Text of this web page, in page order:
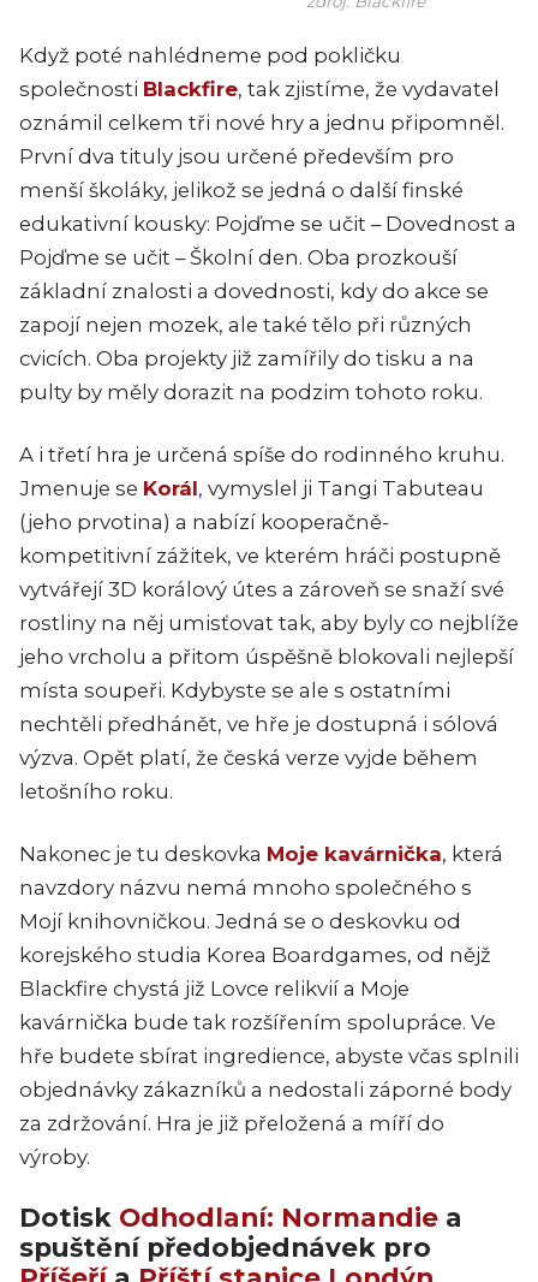
Když poté nahlédneme pod pokličku
společnosti Blackfire, tak zjistíme, že vydavatel
oznámil celkem tři nové hry a jednu připomněl.
První dva tituly jsou určené především pro
menší školáky, jelikož se jedná o další finské
edukativní kousky: Pojďme se učit – Dovednost a
Pojďme se učit – Školní den. Oba prozkouší
základní znalosti a dovednosti, kdy do akce se
zapojí nejen mozek, ale také tělo při různých
cvicích. Oba projekty již zamířily do tisku a na
pulty by měly dorazit na podzim tohoto roku.
A i třetí hra je určená spíše do rodinného kruhu.
Jmenuje se Korál, vymyslel ji Tangi Tabuteau
(jeho prvotina) a nabízí kooperačně-
kompetitivní zážitek, ve kterém hráči postupně
vytvářejí 3D korálový útes a zároveň se snaží své
rostliny na něj umisťovat tak, aby byly co nejblíže
jeho vrcholu a přitom úspěšně blokovali nejlepší
místa soupeři. Kdybyste se ale s ostatními
nechtěli předhánět, ve hře je dostupná i sólová
výzva. Opět platí, že česká verze vyjde během
letošního roku.
Nakonec je tu deskovka Moje kavárnička, která
navzdory názvu nemá mnoho společného s
Mojí knihovničkou. Jedná se o deskovku od
korejského studia Korea Boardgames, od nějž
Blackfire chystá již Lovce relikvií a Moje
kavárnička bude tak rozšířením spolupráce. Ve
hře budete sbírat ingredience, abyste včas splnili
objednávky zákazníků a nedostali záporné body
za zdržování. Hra je již přeložená a míří do
výroby.
Dotisk Odhodlaní: Normandie a
spuštění předobjednávek pro